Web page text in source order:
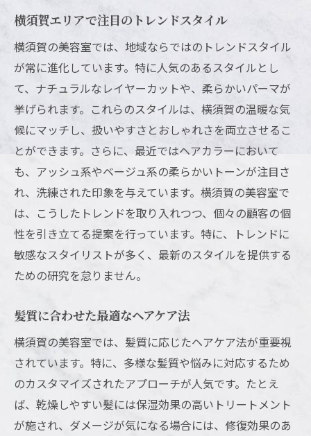
お客様目線の接客を提供する美容室
温かみのあるサービスで選ばれる理由
横須賀の美容室で感じる安心感と信頼
美容室での心に残るサービスを体験
髪質に合わせた横須賀の美容室が提案するカッ
ト技術
髪質に応じた最適なカットスタイルの提案
横須賀の美容室で見つける理想のカット
プロが教える髪質別スタイリング法
個々の髪質に合わせたオーダーメイドカッ
ト
専門家による髪質診断とカットの関係
ク
横須賀美容室のカラーリングで輝く自然な仕上
がり
自然な色合いを実現する横須賀のカラー技
術
髪に優しいカラーリングのすすめ
横須賀エリアで注目のトレンドスタイル
横須賀の美容室では、地域ならではのトレンドスタイル
が常に進化しています。特に人気のあるスタイルとし
て、ナチュラルなレイヤーカットや、柔らかいパーマが
挙げられます。これらのスタイルは、横須賀の温暖な気
候にマッチし、扱いやすさとおしゃれさを両立させるこ
とができます。さらに、最近ではヘアカラーにおいて
も、アッシュ系やベージュ系の柔らかいトーンが注目さ
れ、洗練された印象を与えています。横須賀の美容室で
は、こうしたトレンドを取り入れつつ、個々の顧客の個
性を引き立てる提案を行っています。特に、トレンドに
敏感なスタイリストが多く、最新のスタイルを提供する
ための研究を怠りません。
髪質に合わせた最適なヘアケア法
横須賀の美容室では、髪質に応じたヘアケア法が重要視
されています。特に、多様な髪質や悩みに対応するため
のカスタマイズされたアプローチが人気です。たとえ
ば、乾燥しやすい髪には保湿効果の高いトリートメント
が施され、ダメージが気になる場合には、修復効果のあ